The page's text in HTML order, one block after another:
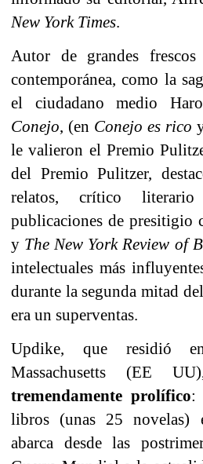
New York Times.
Autor de grandes
contemporánea, como la
el ciudadano medio
Conejo, (en Conejo es rico
le valieron el Premio
del Premio Pulitzer,
relatos, crítico
publicaciones de presitigio
y The New York Review of
intelectuales más
durante la segunda mitad
era un superventas.
Updike, que residió
Massachusetts (EE
tremendamente prolífico:
libros (unas 25 novelas)
abarca desde las